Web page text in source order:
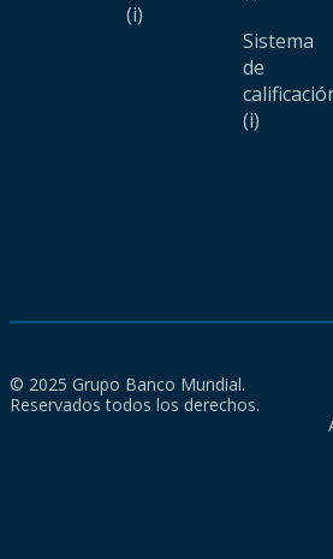
(i)
Sistema
de
(i)
© 2025 Grupo Banco Mundial.
Reservados todos los derechos.